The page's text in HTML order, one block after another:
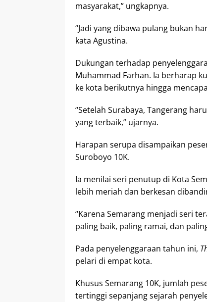
masyarakat,” ungkapnya.
“Jadi yang dibawa pulang bukan
kata Agustina.
Dukungan terhadap
Muhammad Farhan. Ia berharap
ke kota berikutnya hingga
“Setelah Surabaya, Tangerang
yang terbaik,” ujarnya.
Harapan serupa disampaikan
Suroboyo 10K.
Ia menilai seri penutup di Kota
lebih meriah dan berkesan
“Karena Semarang menjadi seri
paling baik, paling ramai, dan
Pada penyelenggaraan tahun ini,
pelari di empat kota.
Khusus Semarang 10K, jumlah
tertinggi sepanjang sejarah